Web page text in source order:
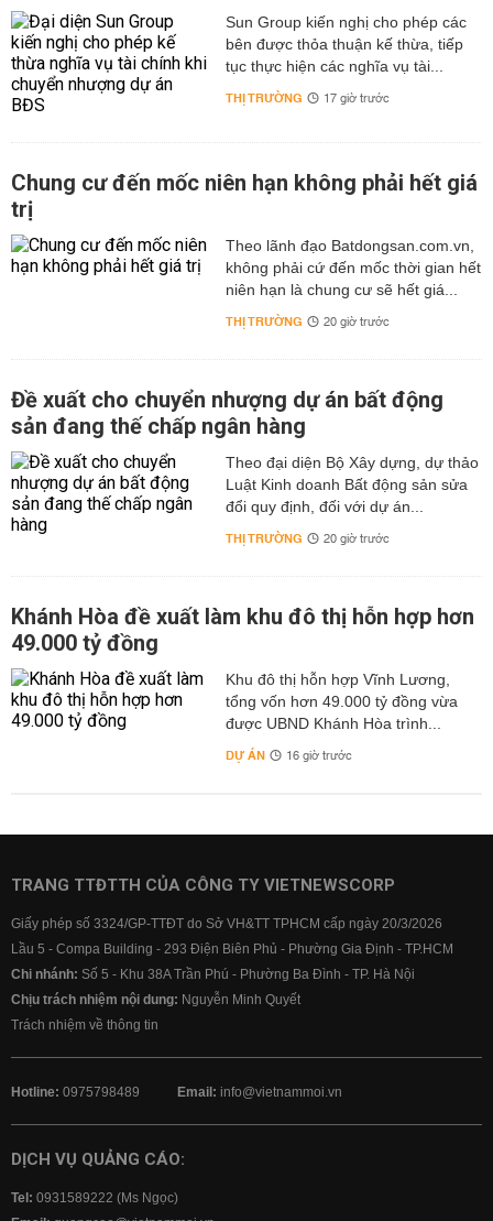
Sun Group kiến nghị cho phép các
bên được thỏa thuận kế thừa, tiếp
tục thực hiện các nghĩa vụ tài...
THỊ TRƯỜNG 17 giờ trước
Chung cư đến mốc niên hạn không phải hết giá
trị
Theo lãnh đạo Batdongsan.com.vn,
không phải cứ đến mốc thời gian hết
niên hạn là chung cư sẽ hết giá...
THỊ TRƯỜNG 20 giờ trước
Đề xuất cho chuyển nhượng dự án bất động
sản đang thế chấp ngân hàng
Theo đại diện Bộ Xây dựng, dự thảo
Luật Kinh doanh Bất động sản sửa
đổi quy định, đối với dự án...
THỊ TRƯỜNG 20 giờ trước
Khánh Hòa đề xuất làm khu đô thị hỗn hợp hơn
49.000 tỷ đồng
Khu đô thị hỗn hợp Vĩnh Lương,
tổng vốn hơn 49.000 tỷ đồng vừa
được UBND Khánh Hòa trình...
DỰ ÁN 16 giờ trước
TRANG TTĐTTH CỦA CÔNG TY VIETNEWSCORP
Giấy phép số 3324/GP-TTĐT do Sở VH&TT TPHCM cấp ngày 20/3/2026
Lầu 5 - Compa Building - 293 Điện Biên Phủ - Phường Gia Định - TP.HCM
Chi nhánh: Số 5 - Khu 38A Trần Phú - Phường Ba Đình - TP. Hà Nội
Chịu trách nhiệm nội dung: Nguyễn Minh Quyết
Trách nhiệm về thông tin
Hotline: 0975798489 Email: info@vietnammoi.vn
DỊCH VỤ QUẢNG CÁO:
Tel: 0931589222 (Ms Ngọc)